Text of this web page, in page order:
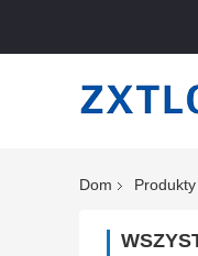
Dom Produkty